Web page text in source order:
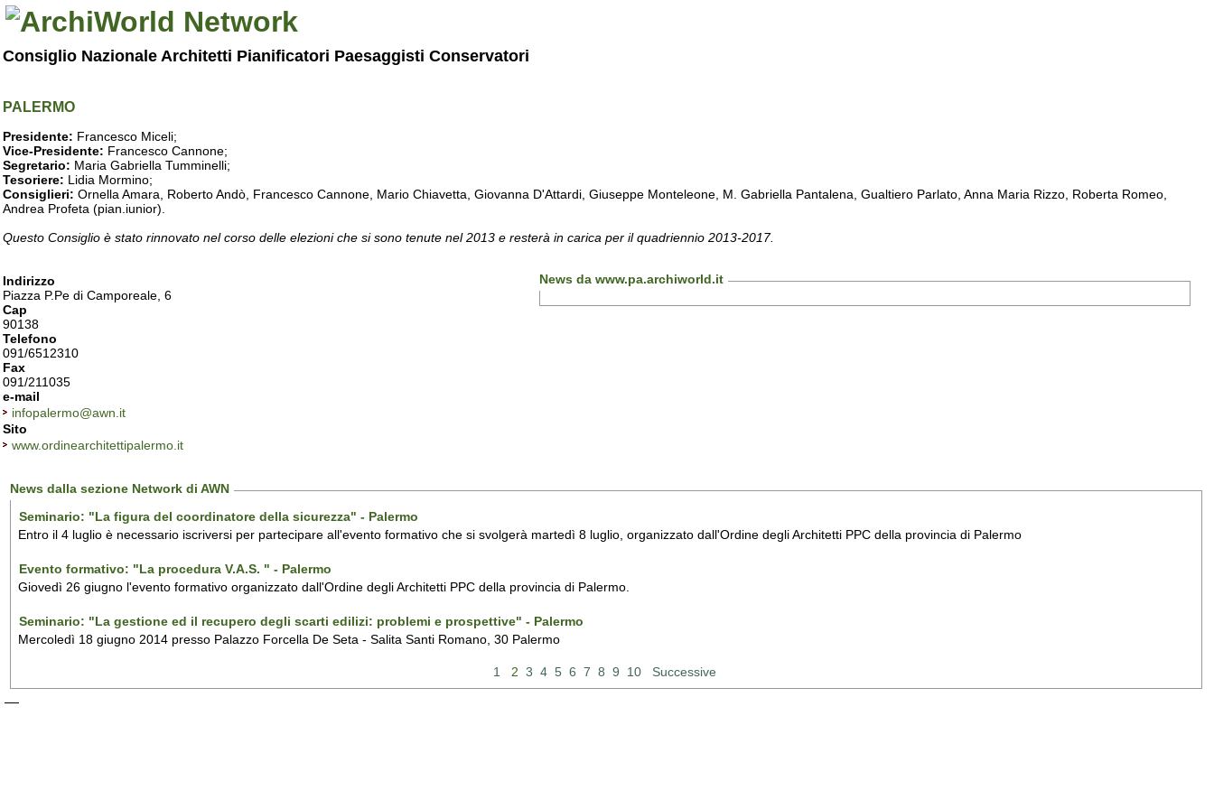
Consiglio Nazionale Architetti Pianificatori Paesaggisti Conservatori
PALERMO
Presidente: Francesco Miceli;
Vice-Presidente: Francesco Cannone;
Segretario: Maria Gabriella Tumminelli;
Tesoriere: Lidia Mormino;
Consiglieri: Ornella Amara, Roberto Andò, Francesco Cannone, Mario Chiavetta, Giovanna D'Attardi, Giuseppe Monteleone, M. Gabriella Pantalena, Gualtiero Parlato, Anna Maria Rizzo, Roberta Romeo,
Andrea Profeta (pian.iunior).
Questo Consiglio è stato rinnovato nel corso delle elezioni che si sono tenute nel 2013 e resterà in carica per il quadriennio 2013-2017.
Indirizzo
Piazza P.Pe di Camporeale, 6
Cap
90138
Telefono
091/6512310
Fax
091/211035
e-mail
infopalermo@awn.it
Sito
www.ordinearchitettipalermo.it
News da www.pa.archiworld.it
News dalla sezione Network di AWN
Seminario: "La figura del coordinatore della sicurezza" - Palermo
Entro il 4 luglio è necessario iscriversi per partecipare all'evento formativo che si svolgerà martedì 8 luglio, organizzato dall'Ordine degli Architetti PPC della provincia di Palermo
Evento formativo: "La procedura V.A.S. " - Palermo
Giovedì 26 giugno l'evento formativo organizzato dall'Ordine degli Architetti PPC della provincia di Palermo.
Seminario: "La gestione ed il recupero degli scarti edilizi: problemi e prospettive" - Palermo
Mercoledì 18 giugno 2014 presso Palazzo Forcella De Seta - Salita Santi Romano, 30 Palermo
1 2 3 4 5 6 7 8 9 10 Successive